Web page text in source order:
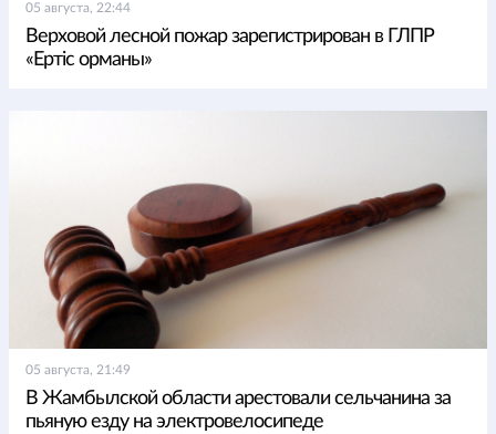
05 августа, 22:44
Верховой лесной пожар зарегистрирован в ГЛПР
«Ертіс орманы»
05 августа, 21:49
В Жамбылской области арестовали сельчанина за
пьяную езду на электровелосипеде